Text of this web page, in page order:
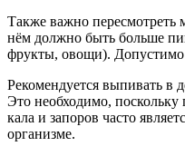
Также важно
нём должно быть больше
фрукты, овощи). Допустимо
Рекомендуется выпивать в
Это необходимо,
кала и запоров часто
организме.